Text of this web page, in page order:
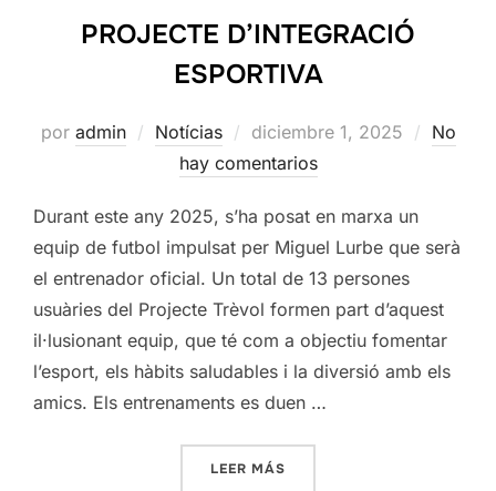
PROJECTE D’INTEGRACIÓ
ESPORTIVA
por admin Notícias
Publicado
el
diciembre 1, 2025
No
hay comentarios
Durant este any 2025, s’ha posat en marxa un
equip de futbol impulsat per Miguel Lurbe que serà
el entrenador oficial. Un total de 13 persones
usuàries del Projecte Trèvol formen part d’aquest
il·lusionant equip, que té com a objectiu fomentar
l’esport, els hàbits saludables i la diversió amb els
amics. Els entrenaments es duen …
LEER MÁS